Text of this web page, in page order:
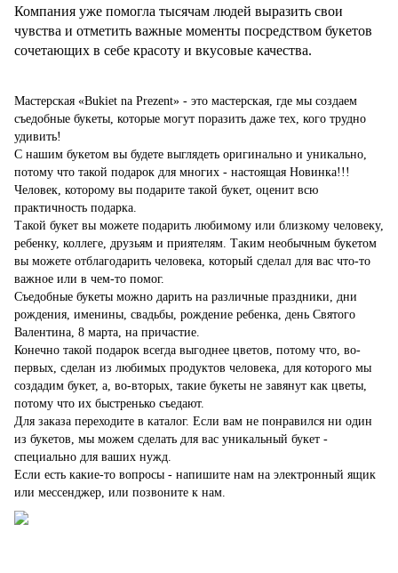
Компания уже помогла тысячам людей выразить свои
чувства и отметить важные моменты посредством букетов
сочетающих в себе красоту и вкусовые качества.
Мастерская «Bukiet na Prezent» - это мастерская, где мы создаем
съедобные букеты, которые могут поразить даже тех, кого трудно
удивить!
С нашим букетом вы будете выглядеть оригинально и уникально,
потому что такой подарок для многих - настоящая Новинка!!!
Человек, которому вы подарите такой букет, оценит всю
практичность подарка.
Такой букет вы можете подарить любимому или близкому человеку,
ребенку, коллеге, друзьям и приятелям. Таким необычным букетом
вы можете отблагодарить человека, который сделал для вас что-то
важное или в чем-то помог.
Съедобные букеты можно дарить на различные праздники, дни
рождения, именины, свадьбы, рождение ребенка, день Святого
Валентина, 8 марта, на причастие.
Конечно такой подарок всегда выгоднее цветов, потому что, во-
первых, сделан из любимых продуктов человека, для которого мы
создадим букет, а, во-вторых, такие букеты не завянут как цветы,
потому что их быстренько съедают.
Для заказа переходите в каталог. Если вам не понравился ни один
из букетов, мы можем сделать для вас уникальный букет -
специально для ваших нужд.
Если есть какие-то вопросы - напишите нам на электронный ящик
или мессенджер, или позвоните к нам.